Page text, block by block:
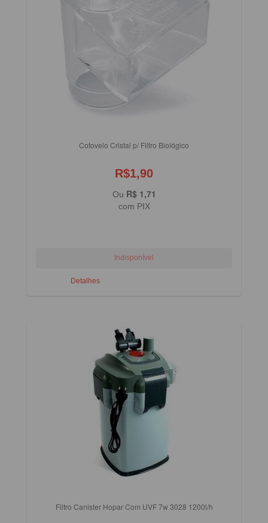
Cotovelo Cristal p/ Filtro Biológico
R$1,90
Ou R$ 1,71
com PIX
Detalhes
Filtro Canister Hopar Com UVF 7w 3028 1200l/h